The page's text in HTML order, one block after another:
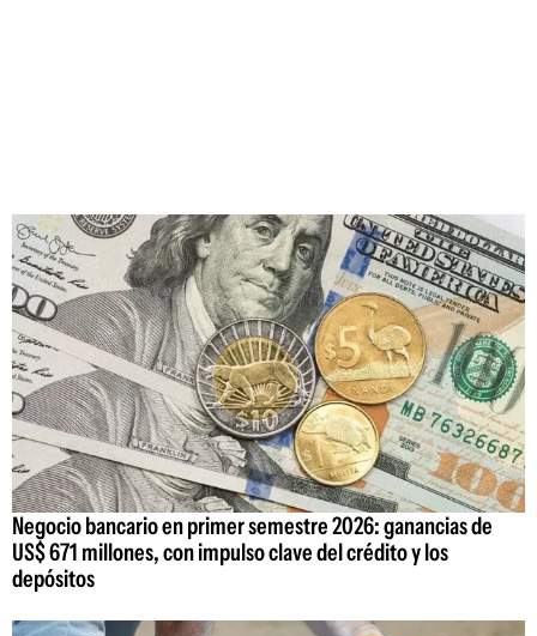
Negocio bancario en primer semestre 2026: ganancias de
US$ 671 millones, con impulso clave del crédito y los
depósitos